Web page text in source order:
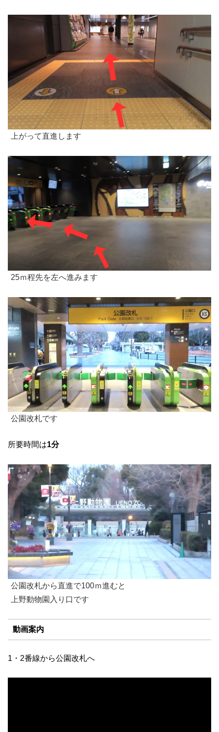
上がって直進します
25ｍ程先を左へ進みます
公園改札です
所要時間は1分
公園改札から直進で100ｍ進むと
上野動物園入り口です
動画案内
1・2番線から公園改札へ